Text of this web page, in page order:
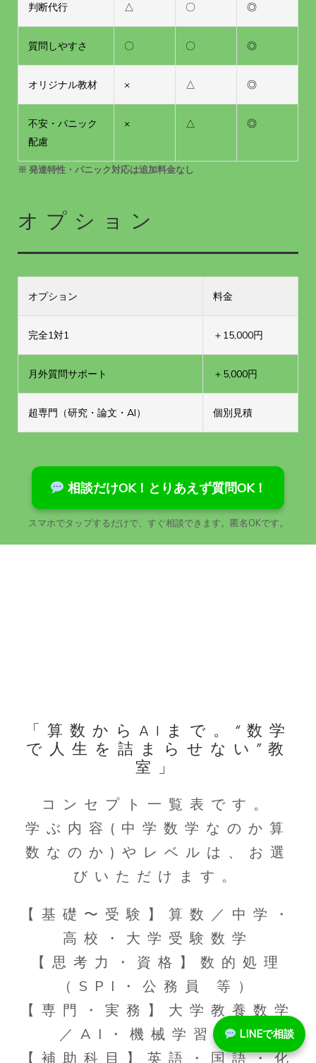
LINEで相談
判断代行 △ 〇 ◎
質問しやすさ 〇 〇 ◎
オリジナル教材 × △ ◎
不安・パニック
配慮
× △ ◎
※ 発達特性・パニック対応は追加料金なし
オプション
オプション 料金
完全1対1 ＋15,000円
月外質問サポート ＋5,000円
超専門（研究・論文・AI） 個別見積
相談だけOK！とりあえず質問OK！
スマホでタップするだけで、すぐ相談できます。匿名OKです。
「算数からAIまで。“数学
で人生を詰まらせない”教
室」
コンセプト一覧表です。
学ぶ内容(中学数学なのか算
数なのか)やレベルは、お選
びいただけます。
【基礎〜受験】算数／中学・
高校・大学受験数学
【思考力・資格】数的処理
（SPI・公務員 等）
【専門・実務】大学教養数学
／AI・機械学習数学
【補助科目】英語・国語・化